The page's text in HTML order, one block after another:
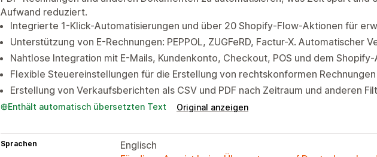
Aufwand reduziert.
Integrierte 1-Klick-Automatisierungen und über 20 Shopify-Flow-Aktionen für
Unterstützung von E-Rechnungen: PEPPOL, ZUGFeRD, Factur-X. Automatischer
Nahtlose Integration mit E-Mails, Kundenkonto, Checkout, POS und dem
Flexible Steuereinstellungen für die Erstellung von rechtskonformen Rechnungen
Erstellung von Verkaufsberichten als CSV und PDF nach Zeitraum und anderen
Enthält automatisch übersetzten Text Original anzeigen
Sprachen
Englisch